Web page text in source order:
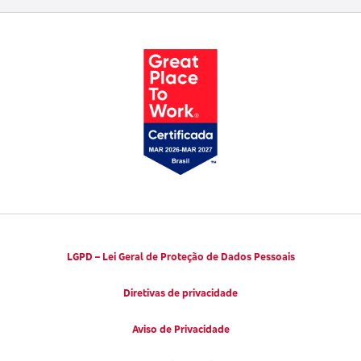
Trabalhe conosco
Códigos de Conduta Ética
LGPD – Lei Geral de Proteção de Dados Pessoais
Diretivas de privacidade
Aviso de Privacidade